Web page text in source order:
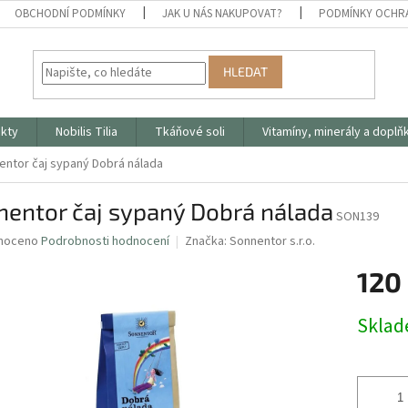
OBCHODNÍ PODMÍNKY JAK U NÁS NAKUPOVAT? PODMÍNKY
HLEDAT
Nobilis Tilia Tkáňové soli Vitamíny, minerály a
čaj sypaný Dobrá nálada
čaj sypaný Dobrá nálada SON139
Podrobnosti hodnocení Značka: Sonnentor s.r.o.
120
cena: